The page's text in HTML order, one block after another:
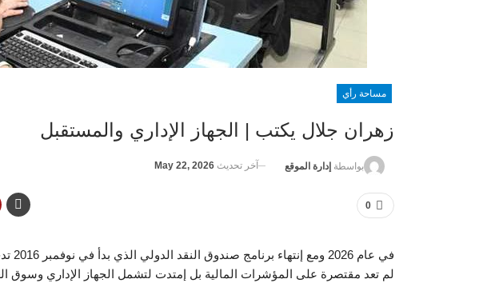
مساحة رأي
زهران جلال يكتب | الجهاز الإداري والمستقبل
بواسطة إدارة الموقع آخر تحديث May 22, 2026
0
في
لم تعد مقتصرة على المؤشرات المالية بل إمتدت لتشمل الجهاز الإداري وسوق